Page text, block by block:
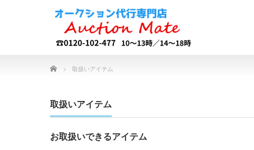
Home 取扱いアイテム
取扱いアイテム
お取扱いできるアイテム